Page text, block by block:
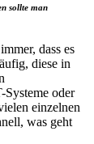
sollte man
dass es
diese in
Systeme oder
einzelnen
was geht